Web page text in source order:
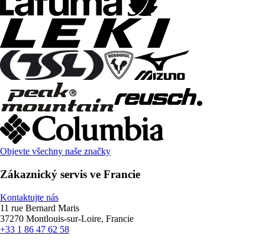
Objevte všechny naše značky
Zákaznický servis ve Francie
Kontaktujte nás
11 rue Bernard Maris
37270 Montlouis-sur-Loire, Francie
+33 1 86 47 62 58